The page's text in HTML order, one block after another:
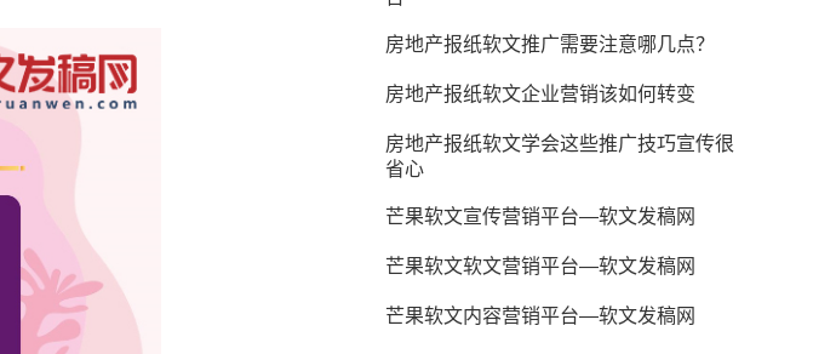
房地产报纸软文推广需要注意哪几点？
房地产报纸软文企业营销该如何转变
房地产报纸软文学会这些推广技巧宣传很
省心
芒果软文宣传营销平台—软文发稿网
芒果软文软文营销平台—软文发稿网
芒果软文内容营销平台—软文发稿网